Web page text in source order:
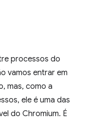
processos do
vamos entrar em
mas, como a
ele é uma das
do Chromium. É